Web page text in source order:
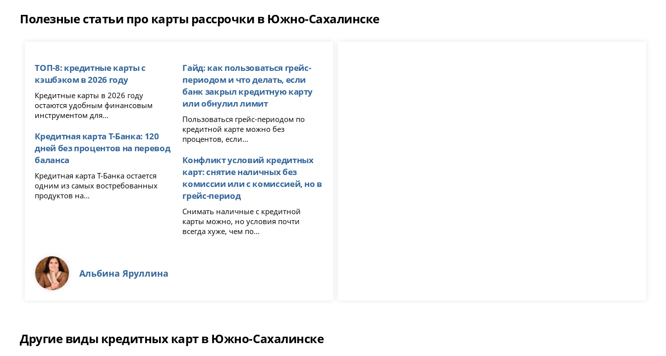
Полезные статьи про карты рассрочки в Южно-Сахалинске
ТОП-8: кредитные карты с
кэшбэком в 2026 году
Кредитные карты в 2026 году
остаются удобным финансовым
инструментом для...
Кредитная карта Т-Банка: 120
дней без процентов на перевод
баланса
Кредитная карта Т-Банка остается
одним из самых востребованных
продуктов на...
Гайд: как пользоваться грейс-
периодом и что делать, если
банк закрыл кредитную карту
или обнулил лимит
Пользоваться грейс-периодом по
кредитной карте можно без
процентов, если...
Конфликт условий кредитных
карт: снятие наличных без
комиссии или с комиссией, но в
грейс-период
Снимать наличные с кредитной
карты можно, но условия почти
всегда хуже, чем по...
Альбина Яруллина
Другие виды кредитных карт в Южно-Сахалинске